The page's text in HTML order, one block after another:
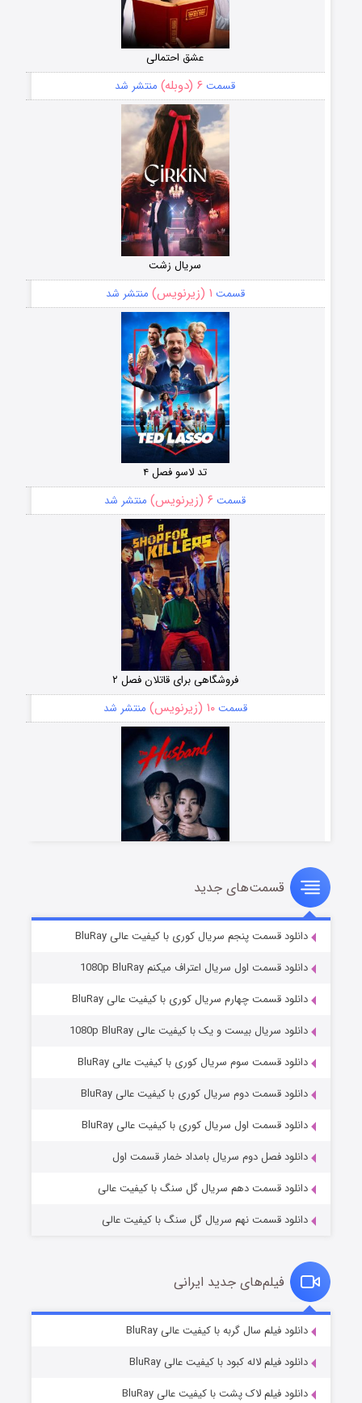
عشق احتمالی
قسمت ۶ (دوبله) منتشر شد
سریال زشت
قسمت ۱ (زیرنویس) منتشر شد
تد لاسو فصل ۴
قسمت ۶ (زیرنویس) منتشر شد
فروشگاهی برای قاتلان فصل ۲
قسمت۱۰ (زیرنویس) منتشر شد
قسمت۸ (زیرنویس) منتشر شد
عملیات آپارتمان
قسمت۲ (زیرنویس) منتشر شد
قسمت۲ (زیرنویس) منتشر شد
قسمت‌های جدید
دانلود قسمت پنجم سریال کوری با کیفیت عالی BluRay
دانلود قسمت اول سریال اعتراف میکنم 1080p BluRay
دانلود قسمت چهارم سریال کوری با کیفیت عالی BluRay
دانلود سریال بیست و یک با کیفیت عالی 1080p BluRay
دانلود قسمت سوم سریال کوری با کیفیت عالی BluRay
دانلود قسمت دوم سریال کوری با کیفیت عالی BluRay
دانلود قسمت اول سریال کوری با کیفیت عالی BluRay
دانلود فصل دوم سریال بامداد خمار قسمت اول
دانلود قسمت دهم سریال گل سنگ با کیفیت عالی
دانلود قسمت نهم سریال گل سنگ با کیفیت عالی
فیلم‌های جدید ایرانی
دانلود فیلم سال گربه با کیفیت عالی BluRay
دانلود فیلم لاله کبود با کیفیت عالی BluRay
دانلود فیلم لاک پشت با کیفیت عالی BluRay